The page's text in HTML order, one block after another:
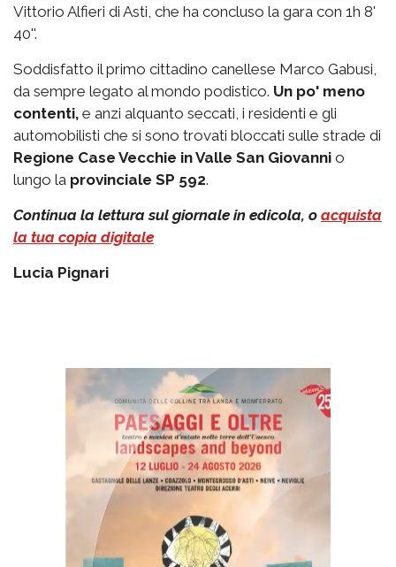
Vittorio Alfieri di Asti, che ha concluso la gara con 1h 8'
40''.
Soddisfatto il primo cittadino canellese Marco Gabusi,
da sempre legato al mondo podistico. Un po' meno
contenti, e anzi alquanto seccati, i residenti e gli
automobilisti che si sono trovati bloccati sulle strade di
Regione Case Vecchie in Valle San Giovanni o
lungo la provinciale SP 592.
Continua la lettura sul giornale in edicola, o acquista
la tua copia digitale
Lucia Pignari